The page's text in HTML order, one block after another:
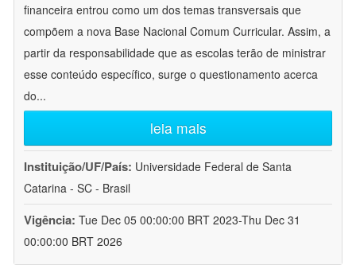
financeira entrou como um dos temas transversais que
compõem a nova Base Nacional Comum Curricular. Assim, a
partir da responsabilidade que as escolas terão de ministrar
esse conteúdo específico, surge o questionamento acerca
do...
leia mais
Instituição/UF/País: Universidade Federal de Santa
Catarina - SC - Brasil
Vigência: Tue Dec 05 00:00:00 BRT 2023-Thu Dec 31
00:00:00 BRT 2026